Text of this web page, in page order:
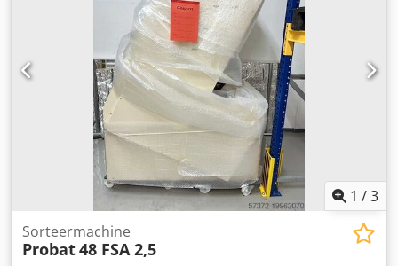
1 /3
Sorteermachine
Probat48 FSA 2,5